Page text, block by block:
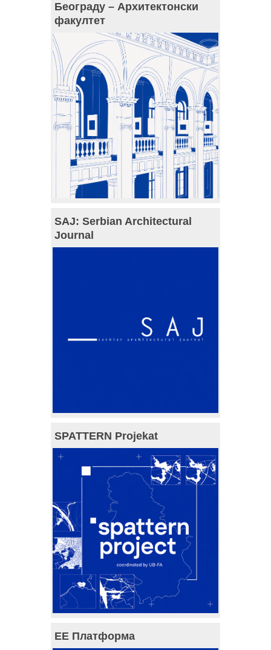
Београду – Архитектонски
факултет
SAJ: Serbian Architectural
Journal
SPATTERN Projekat
ЕЕ Платформа